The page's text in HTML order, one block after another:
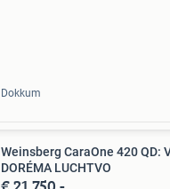
Dokkum
Weinsberg CaraOne 420 QD:
DORÉMA LUCHTVO